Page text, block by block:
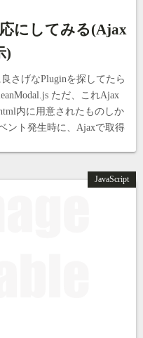
にしてみる(Ajax
)
さげなPluginを探してたら
ただ、これAjax
内に用意されたものしか
ント発生時に、Ajaxで取得
JavaScript